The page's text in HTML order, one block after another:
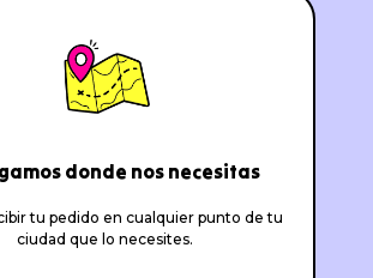
donde nos necesitas
tu pedido en cualquier punto de tu
ciudad que lo necesites.